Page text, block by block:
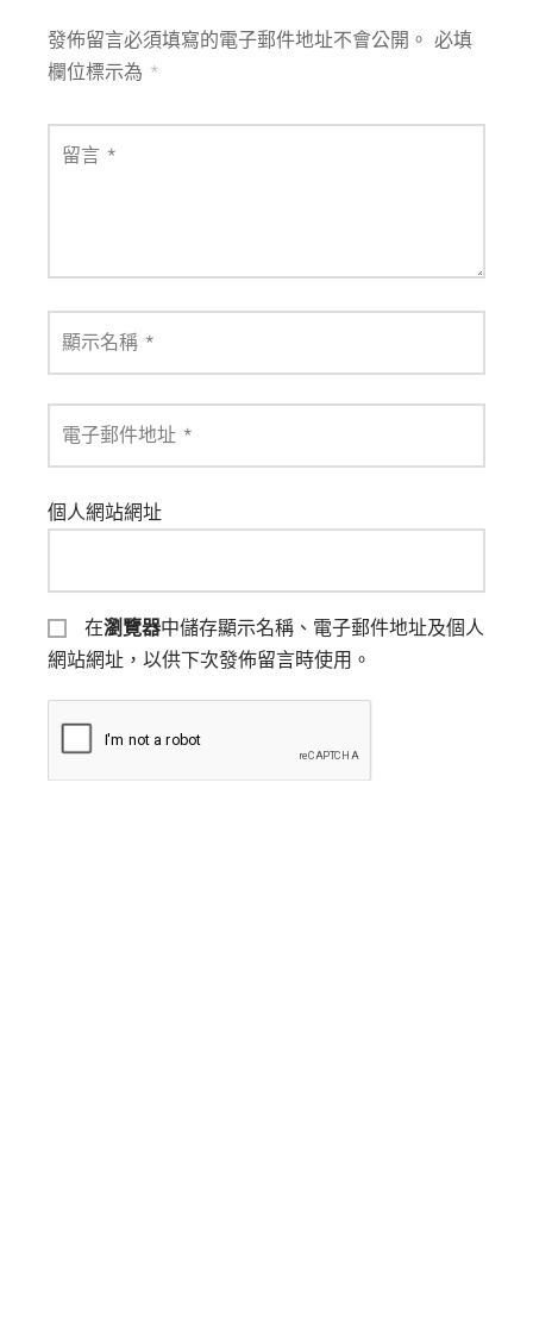
發佈留言必須填寫的電子郵件地址不會公開。 必填
欄位標示為 *
留言 *
顯示名稱 *
電子郵件地址 *
個人網站網址
在瀏覽器中儲存顯示名稱、電子郵件地址及個人
網站網址，以供下次發佈留言時使用。